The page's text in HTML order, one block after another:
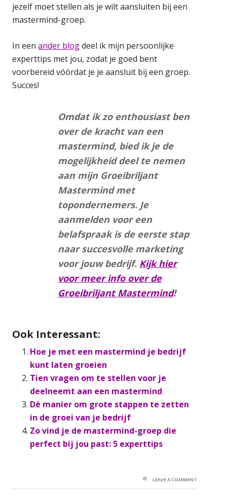
jezelf moet stellen als je wilt aansluiten bij een
mastermind-groep.
In eenander blogdeel ik mijn persoonlijke
experttips met jou, zodat je goed bent
voorbereid vóórdat je je aansluit bij een groep.
Succes!
Omdat ik zo enthousiast ben
over de kracht van een
mastermind, bied ik je de
mogelijkheid deel te nemen
aan mijn Groeibriljant
Mastermind met
topondernemers. Je
aanmelden voor een
belafspraak is de eerste stap
naar succesvolle marketing
voor jouw bedrijf. Kijk hier
voor meer info over de
Groeibriljant Mastermind!
Ook Interessant:
Hoe je met een mastermind je bedrijf
kunt laten groeien
Tien vragen om te stellen voor je
deelneemt aan een mastermind
Dé manier om grote stappen te zetten
in de groei van je bedrijf
Zo vind je de mastermind-groep die
perfect bij jou past: 5 experttips
LEAVE A COMMENT